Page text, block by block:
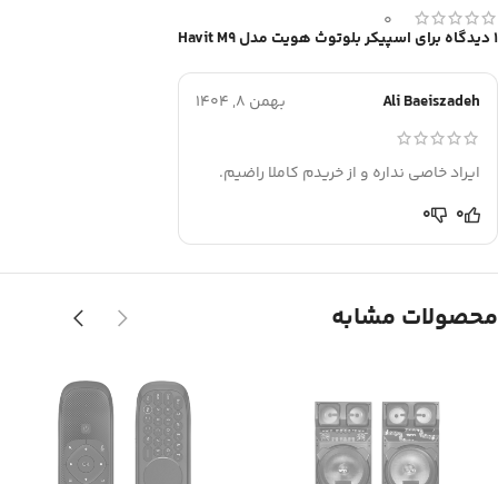
0
1 دیدگاه برای اسپیکر بلوتوث هویت مدل Havit M9
Ali Baeiszadeh بهمن 8, 1404
ایراد خاصی نداره و از خریدم کاملا راضیم.
0
0
محصولات مشابه